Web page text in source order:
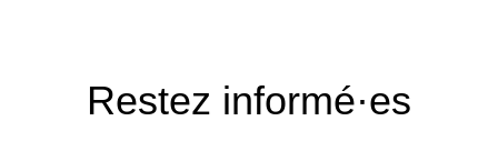
Restez informé·es